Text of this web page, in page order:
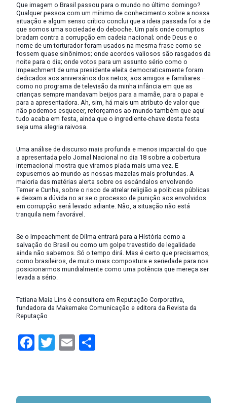
Que imagem o Brasil passou para o mundo no último domingo?
Qualquer pessoa com um mínimo de conhecimento sobre a nossa
situação e algum senso crítico conclui que a ideia passada foi a de
que somos uma sociedade do deboche. Um país onde corruptos
bradam contra a corrupção em cadeia nacional; onde Deus e o
nome de um torturador foram usados na mesma frase como se
fossem quase sinônimos; onde acordos valiosos são rasgados da
noite para o dia; onde votos para um assunto sério como o
Impeachment de uma presidente eleita democraticamente foram
dedicados aos aniversários dos netos, aos amigos e familiares –
como no programa de televisão da minha infância em que as
crianças sempre mandavam beijos para a mamãe, para o papai e
para a apresentadora. Ah, sim, há mais um atributo de valor que
não podemos esquecer, reforçamos ao mundo também que aqui
tudo acaba em festa, ainda que o ingrediente-chave desta festa
seja uma alegria raivosa.
Uma análise de discurso mais profunda e menos imparcial do que
a apresentada pelo Jornal Nacional no dia 18 sobre a cobertura
internacional mostra que viramos piada mais uma vez. E
expusemos ao mundo as nossas mazelas mais profundas. A
maioria das matérias alerta sobre os escândalos envolvendo
Temer e Cunha, sobre o risco de atrelar religião a políticas públicas
e deixam a dúvida no ar se o processo de punição aos envolvidos
em corrupção será levado adiante. Não, a situação não está
tranquila nem favorável.
Se o Impeachment de Dilma entrará para a História como a
salvação do Brasil ou como um golpe travestido de legalidade
ainda não sabemos. Só o tempo dirá. Mas é certo que precisamos,
como brasileiros, de muito mais compostura e seriedade para nos
posicionarmos mundialmente como uma potência que mereça ser
levada a sério.
Tatiana Maia Lins é consultora em Reputação Corporativa,
fundadora da Makemake Comunicação e editora da Revista da
Reputação
Facebook
Twitter
EmailCompartilhar